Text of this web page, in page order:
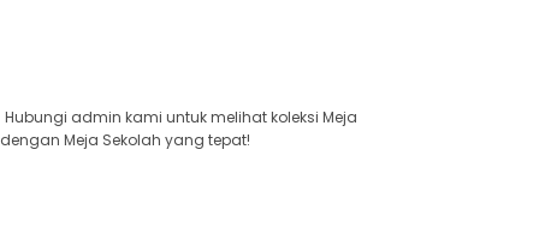
admin kami untuk melihat koleksi Meja
Meja Sekolah yang tepat!